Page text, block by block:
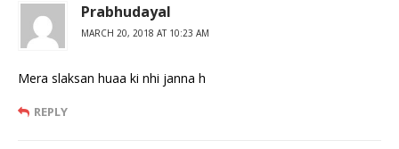
Prabhudayal
MARCH 20, 2018 AT 10:23 AM
Mera slaksan huaa ki nhi janna h
REPLY